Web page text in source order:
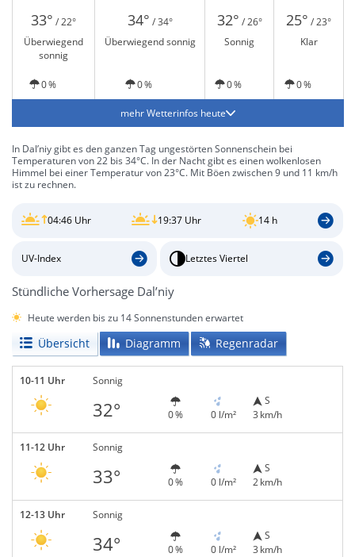
33° / 22° 34° / 34° 32° / 26° 25° / 23°
Überwiegend
sonnig
Überwiegend sonnig Sonnig Klar
0 % 0 % 0 % 0 %
mehr Wetterinfos heute
In Dal’niy gibt es den ganzen Tag ungestörten Sonnenschein bei
Temperaturen von 22 bis 34°C. In der Nacht gibt es einen wolkenlosen
Himmel bei einer Temperatur von 23°C. Mit Böen zwischen 9 und 11 km/h
ist zu rechnen.
04:46 Uhr 19:37 Uhr 14 h
UV-Index Letztes Viertel
Stündliche Vorhersage Dal’niy
Heute werden bis zu 14 Sonnenstunden erwartet
Übersicht Diagramm Regenradar
10-11 Uhr Sonnig
32° 0 % 0 l/m²
S
3 km/h
11-12 Uhr Sonnig
33° 0 % 0 l/m²
S
2 km/h
12-13 Uhr Sonnig
34° 0 % 0 l/m²
S
3 km/h